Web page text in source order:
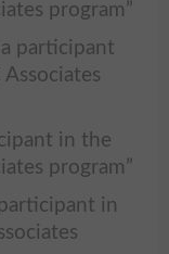
program”
participant
in the
program”
in